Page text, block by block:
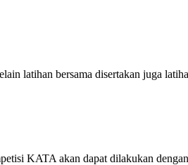
latihan bersama disertakan juga
KATA akan dapat dilakukan